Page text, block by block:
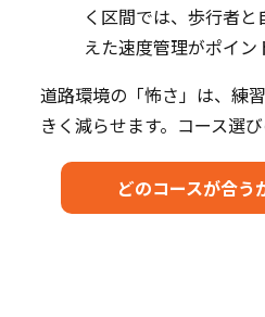
く区間では、歩行者
えた速度管理がポイン
道路環境の「怖さ」は、練
きく減らせます。コース選
どのコースが合う